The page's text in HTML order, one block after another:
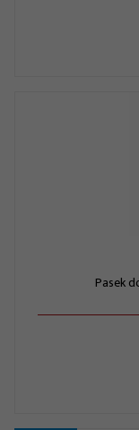
Pasek